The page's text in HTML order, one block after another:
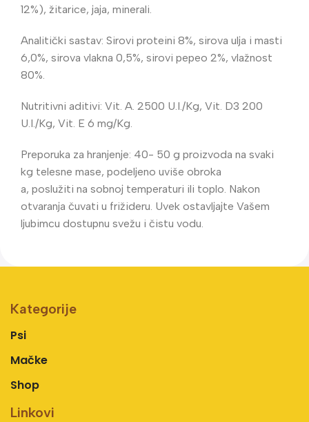
12%), žitarice, jaja, minerali.
Analitički sastav: Sirovi proteini 8%, sirova ulja i masti
6,0%, sirova vlakna 0,5%, sirovi pepeo 2%, vlažnost
80%.
Nutritivni aditivi: Vit. A. 2500 U.I./Kg, Vit. D3 200
U.I./Kg, Vit. E 6 mg/Kg.
Preporuka za hranjenje: 40- 50 g proizvoda na svaki
kg telesne mase, podeljeno uviše obroka
a, poslužiti na sobnoj temperaturi ili toplo. Nakon
otvaranja čuvati u frižideru. Uvek ostavljajte Vašem
ljubimcu dostupnu svežu i čistu vodu.
Kategorije
Psi
Mačke
Shop
Linkovi